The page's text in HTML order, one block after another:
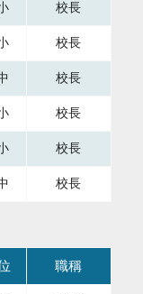
校長
校長
校長
校長
校長
校長
直欄銜稱，第二直
職稱